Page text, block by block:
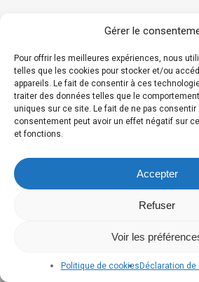
Gérer le
Pour offrir les meilleures expériences, nous
telles que les cookies pour stocker et/ou
appareils. Le fait de consentir à ces
traiter des données telles que le
uniques sur ce site. Le fait de ne pas consentir
consentement peut avoir un effet négatif sur
et fonctions.
Accepter
Refuser
Voir les
Politique de cookies Déclaration
Télécharger dans